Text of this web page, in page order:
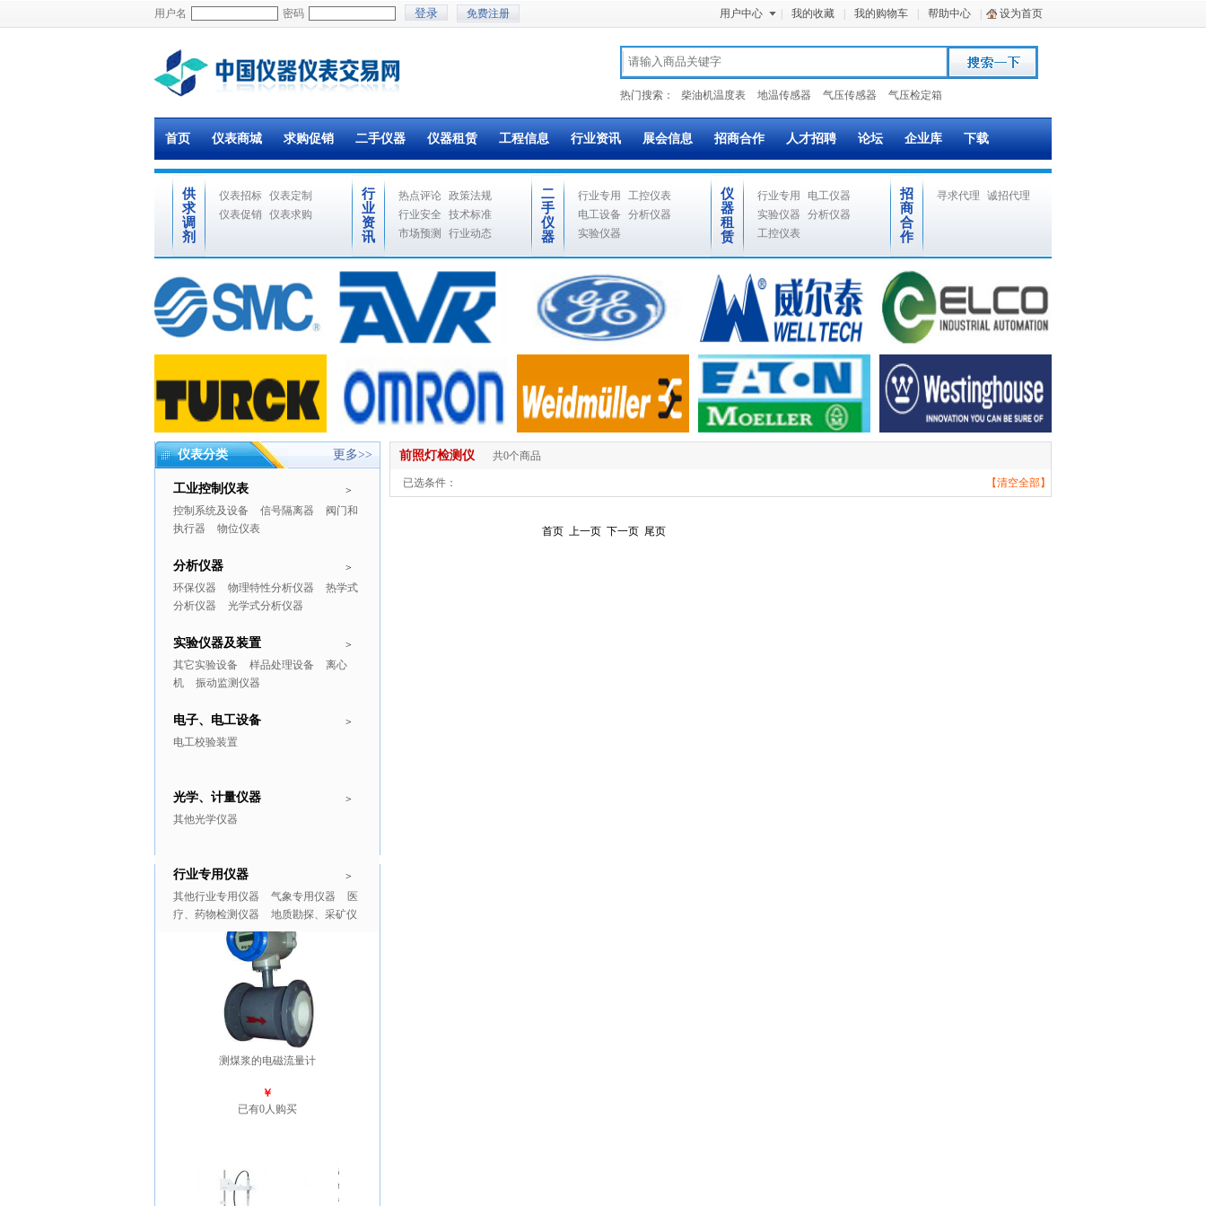
用户名 密码 免费注册 用户中心 我的收藏 我的购物车 帮助中心 设为首页
热门搜索： 柴油机温度表 地温传感器 气压传感器 气压检定箱
首页 仪表商城 求购促销 二手仪器 仪器租赁 工程信息 行业资讯 展会信息 招商合作 人才招聘 论坛 企业库 下载
供
求
调
剂
仪表招标 仪表定制
仪表促销
仪表求购
行
业
资
讯
热点评论 政策法规
行业安全
技术标准
市场预测
行业动态
二
手
仪
器
行业专用
工控仪表
电工设备
分析仪器
实验仪器
仪
器
租
赁
行业专用
电工仪器
实验仪器
分析仪器
工控仪表
招
商
合
作
寻求代理 诚招代理
仪表分类 更多>>
>
工业控制仪表
控制系统及设备 信号隔离器
阀门和
执行器
物位仪表
>
分析仪器
环保仪器 物理特性分析仪器
热学式
分析仪器
光学式分析仪器
>
实验仪器及装置
其它实验设备 样品处理设备
离心
机
振动监测仪器
>
电子、电工设备
电工校验装置
>
光学、计量仪器
其他光学仪器
>
行业专用仪器
其他行业专用仪器 气象专用仪器
医
疗、药物检测仪器
地质勘探、采矿仪
推广商品 更多>>
测煤浆的电磁流量计
￥
已有0人购买
前照灯检测仪 共0个商品
【清空全部】
已选条件：
首页 上一页 下一页 尾页